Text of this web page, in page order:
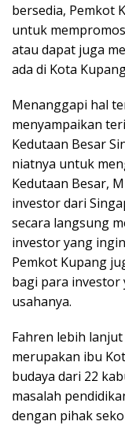
bersedia, Pemkot
untuk
atau dapat juga
ada di Kota
Menanggapi hal
menyampaikan
Kedutaan Besar
niatnya untuk
Kedutaan Besar,
investor dari
secara langsung
investor yang
Pemkot Kupang
bagi para investor
usahanya.
Fahren lebih
merupakan ibu
budaya dari 22
masalah
dengan pihak